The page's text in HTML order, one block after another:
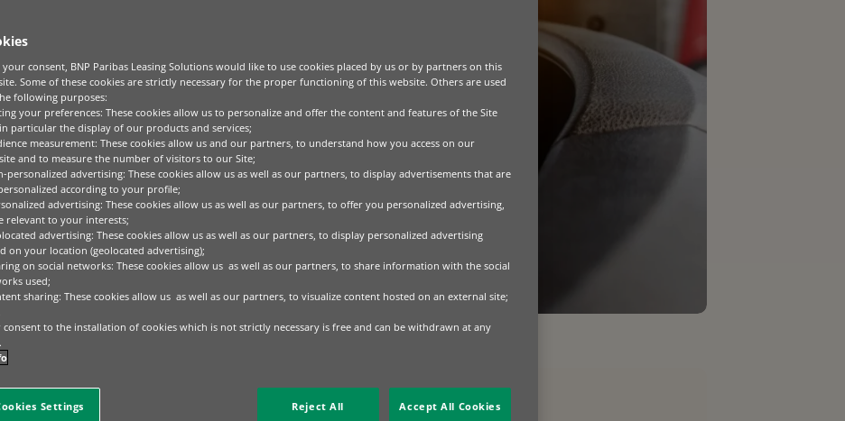
your consent, BNP Paribas Leasing Solutions would like to use cookies placed by us or by partners on this
Some of these cookies are strictly necessary for the proper functioning of this website. Others are used
following purposes:
your preferences: These cookies allow us to personalize and offer the content and features of the Site
particular the display of our products and services;
measurement: These cookies allow us and our partners, to understand how you access on our
and to measure the number of visitors to our Site;
personalized advertising: These cookies allow us as well as our partners, to display advertisements that are
according to your profile;
advertising: These cookies allow us as well as our partners, to offer you personalized advertising,
relevant to your interests;
advertising: These cookies allow us as well as our partners, to display personalized advertising
on your location (geolocated advertising);
on social networks: These cookies allow us as well as our partners, to share information with the social
used;
sharing: These cookies allow us as well as our partners, to visualize content hosted on an external site;
consent to the installation of cookies which is not strictly necessary is free and can be withdrawn at any
Settings Reject All Accept All Cookies